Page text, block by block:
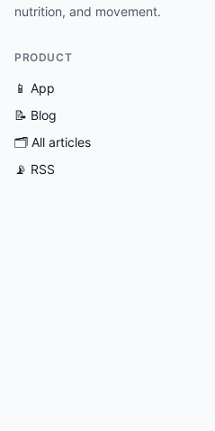
nutrition, and movement.
PRODUCT
📱 App
📝 Blog
🗂 All articles
📡 RSS